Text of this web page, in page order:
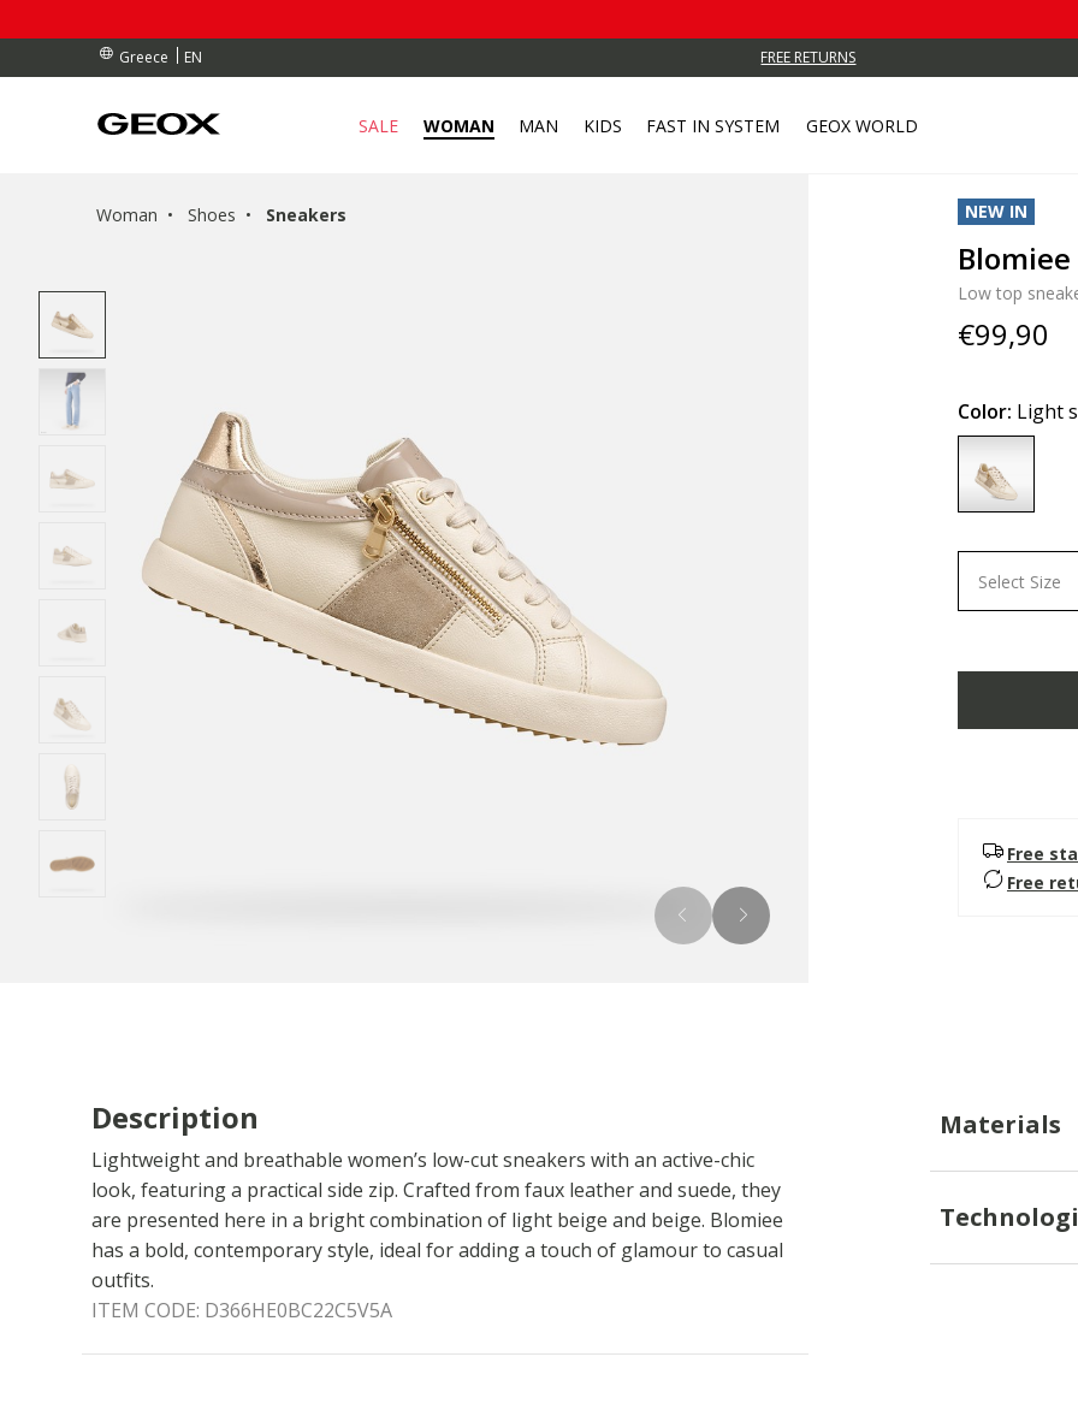
Greece EN
OVER 90.00 € FREE RETURNS
OVER 90.00 €
SALE WOMAN MAN KIDS FAST IN SYSTEM GEOX WORLD
Woman Shoes Sneakers NEW IN
Low top
€99,90
Color: Light
Select Size
Free
Free
Description
Lightweight and breathable women’s low-cut sneakers with an active-chic
look, featuring a practical side zip. Crafted from faux leather and suede, they
are presented here in a bright combination of light beige and beige. Blomiee
has a bold, contemporary style, ideal for adding a touch of glamour to casual
outfits.
ITEM CODE: D366HE0BC22C5V5A
Materials